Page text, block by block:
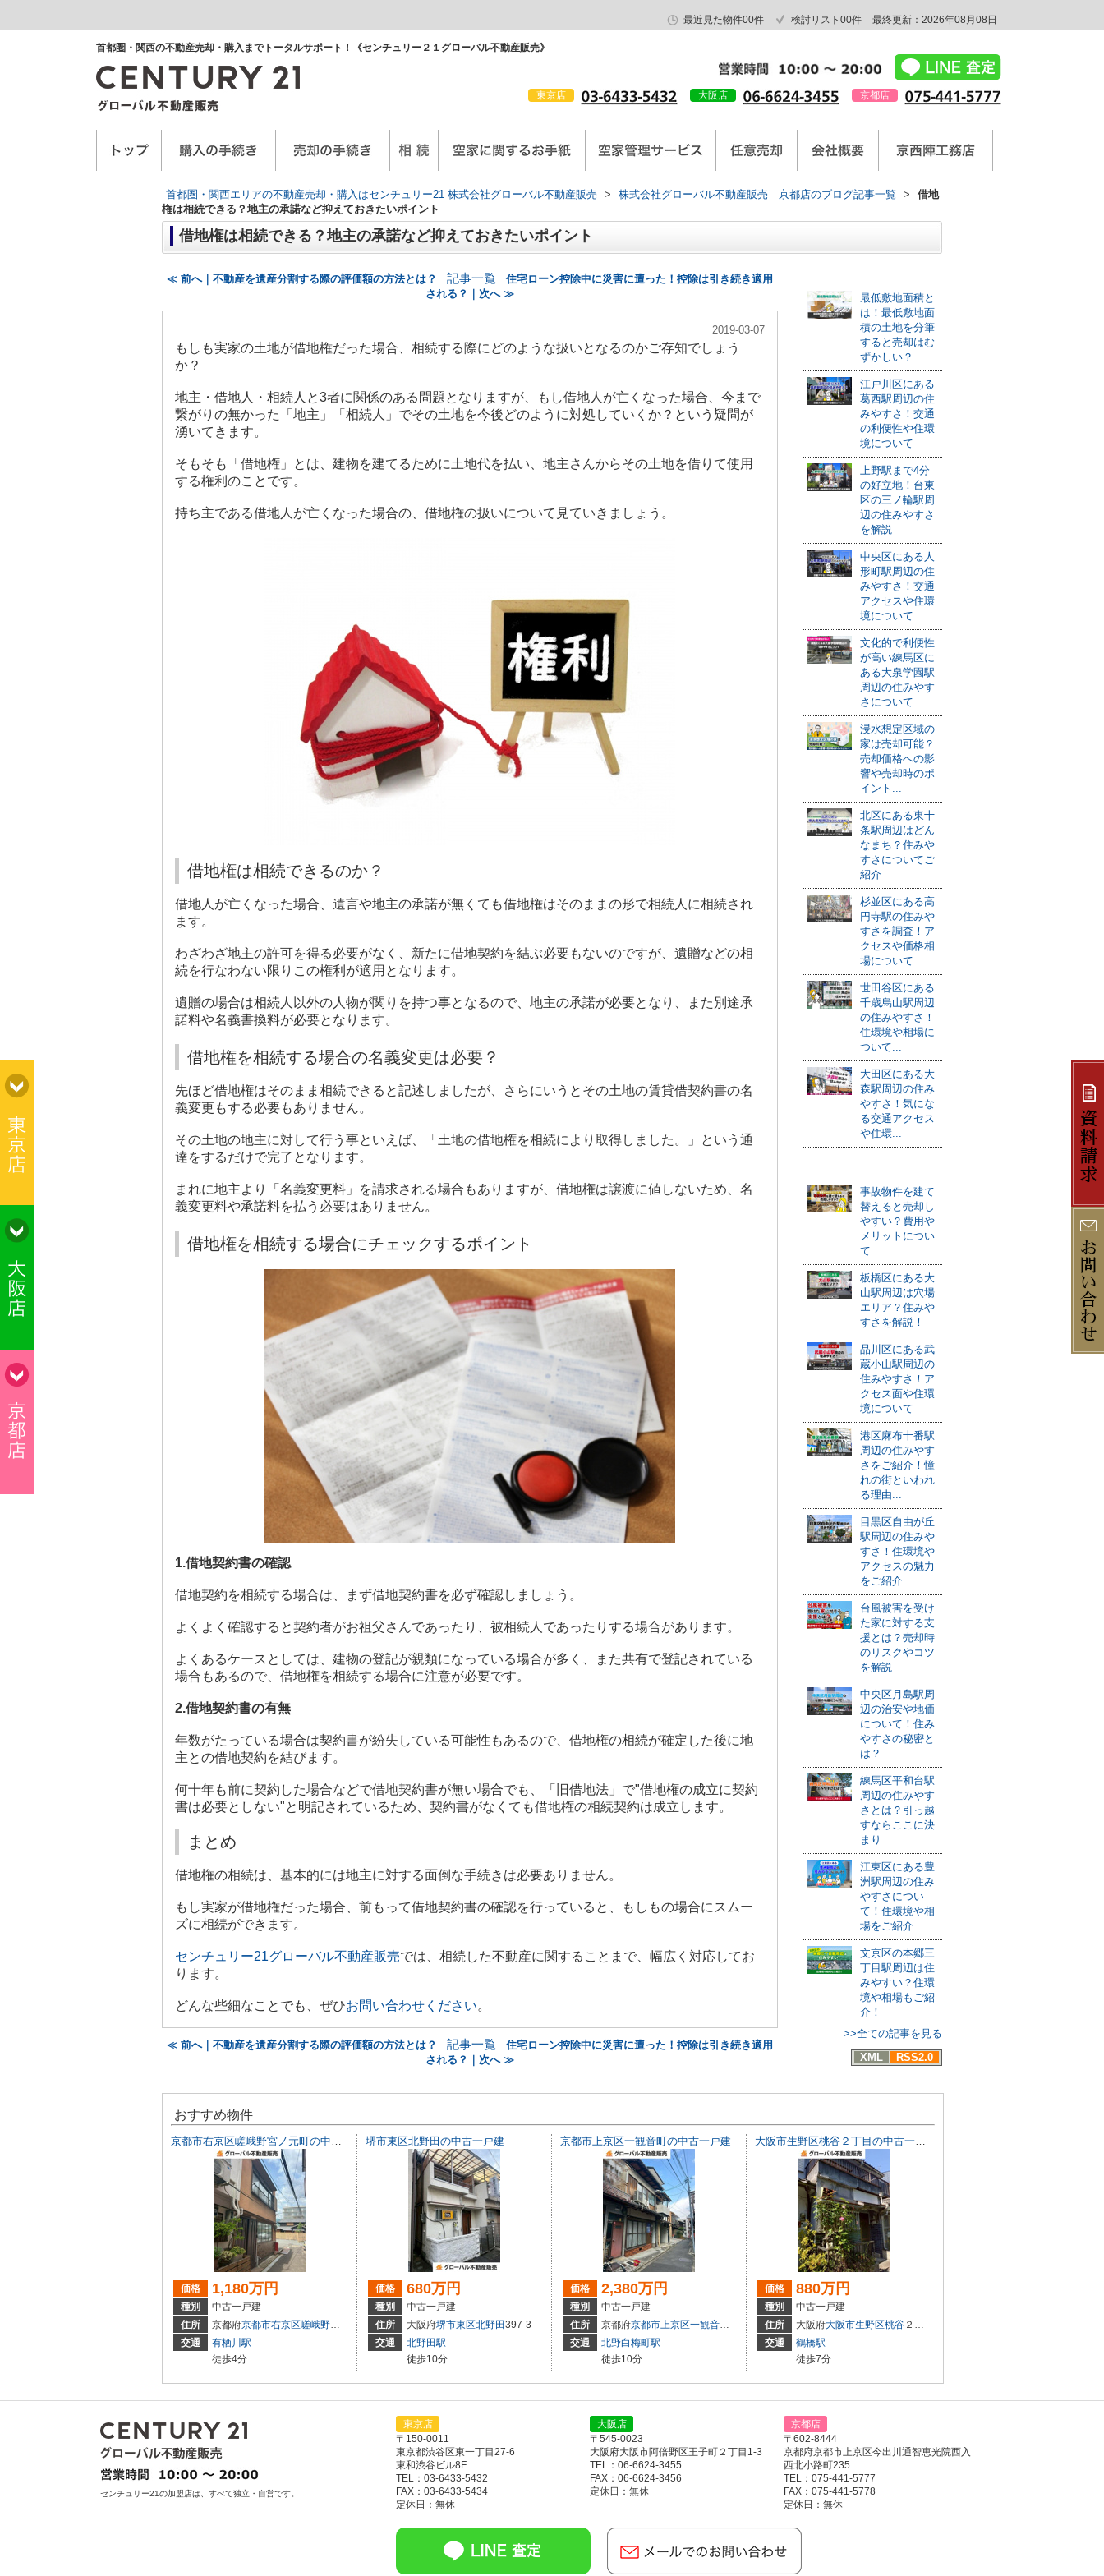
最近見た物件00件 検討リスト 00件 最終更新：2026年08月08日
首都圏・関西の不動産売却・購入までトータルサポート！《センチュリー２１グローバル不動産販売》
東京店 大阪店 京都店
首都圏・関西エリアの不動産売却・購入はセンチュリー21 株式会社グローバル不動産販売 > 株式会社グローバル不動産販売 京都店のブログ記事一覧 >
借地
権は相続できる？地主の承諾など抑えておきたいポイント
借地権は相続できる？地主の承諾など抑えておきたいポイント
≪ 前へ｜不動産を遺産分割する際の評価額の方法とは？ 記事一覧
住宅ローン控除中に災害に遭った！控除は引き続き適用
される？｜次へ ≫
2019-03-07
もしも実家の土地が借地権だった場合、相続する際にどのような扱いとなるのかご存知でしょう
か？
地主・借地人・相続人と3者に関係のある問題となりますが、もし借地人が亡くなった場合、今まで
繋がりの無かった「地主」「相続人」でその土地を今後どのように対処していくか？という疑問が
湧いてきます。
そもそも「借地権」とは、建物を建てるために土地代を払い、地主さんからその土地を借りて使用
する権利のことです。
持ち主である借地人が亡くなった場合の、借地権の扱いについて見ていきましょう。
借地権は相続できるのか？
借地人が亡くなった場合、遺言や地主の承諾が無くても借地権はそのままの形で相続人に相続され
ます。
わざわざ地主の許可を得る必要がなく、新たに借地契約を結ぶ必要もないのですが、遺贈などの相
続を行なわない限りこの権利が適用となります。
遺贈の場合は相続人以外の人物が関りを持つ事となるので、地主の承諾が必要となり、また別途承
諾料や名義書換料が必要となります。
借地権を相続する場合の名義変更は必要？
先ほど借地権はそのまま相続できると記述しましたが、さらにいうとその土地の賃貸借契約書の名
義変更もする必要もありません。
その土地の地主に対して行う事といえば、「土地の借地権を相続により取得しました。」という通
達をするだけで完了となります。
まれに地主より「名義変更料」を請求される場合もありますが、借地権は譲渡に値しないため、名
義変更料や承諾料を払う必要はありません。
借地権を相続する場合にチェックするポイント
1.借地契約書の確認
借地契約を相続する場合は、まず借地契約書を必ず確認しましょう。
よくよく確認すると契約者がお祖父さんであったり、被相続人であったりする場合があります。
よくあるケースとしては、建物の登記が親類になっている場合が多く、また共有で登記されている
場合もあるので、借地権を相続する場合に注意が必要です。
2.借地契約書の有無
年数がたっている場合は契約書が紛失している可能性もあるので、借地権の相続が確定した後に地
主との借地契約を結びます。
何十年も前に契約した場合などで借地契約書が無い場合でも、「旧借地法」で"借地権の成立に契約
書は必要としない"と明記されているため、契約書がなくても借地権の相続契約は成立します。
まとめ
借地権の相続は、基本的には地主に対する面倒な手続きは必要ありません。
もし実家が借地権だった場合、前もって借地契約書の確認を行っていると、もしもの場合にスムー
ズに相続ができます。
センチュリー21グローバル不動産販売では、相続した不動産に関することまで、幅広く対応してお
ります。
どんな些細なことでも、ぜひお問い合わせください。
≪ 前へ｜不動産を遺産分割する際の評価額の方法とは？ 記事一覧
住宅ローン控除中に災害に遭った！控除は引き続き適用
される？｜次へ ≫
最低敷地面積と
は！最低敷地面
積の土地を分筆
すると売却はむ
ずかしい？
江戸川区にある
葛西駅周辺の住
みやすさ！交通
の利便性や住環
境について
上野駅まで4分
の好立地！台東
区の三ノ輪駅周
辺の住みやすさ
を解説
中央区にある人
形町駅周辺の住
みやすさ！交通
アクセスや住環
境について
文化的で利便性
が高い練馬区に
ある大泉学園駅
周辺の住みやす
さについて
浸水想定区域の
家は売却可能？
売却価格への影
響や売却時のポ
イント...
北区にある東十
条駅周辺はどん
なまち？住みや
すさについてご
紹介
杉並区にある高
円寺駅の住みや
すさを調査！ア
クセスや価格相
場について
世田谷区にある
千歳烏山駅周辺
の住みやすさ！
住環境や相場に
ついて...
大田区にある大
森駅周辺の住み
やすさ！気にな
る交通アクセス
や住環...
事故物件を建て
替えると売却し
やすい？費用や
メリットについ
て
板橋区にある大
山駅周辺は穴場
エリア？住みや
すさを解説！
品川区にある武
蔵小山駅周辺の
住みやすさ！ア
クセス面や住環
境について
港区麻布十番駅
周辺の住みやす
さをご紹介！憧
れの街といわれ
る理由...
目黒区自由が丘
駅周辺の住みや
すさ！住環境や
アクセスの魅力
をご紹介
台風被害を受け
た家に対する支
援とは？売却時
のリスクやコツ
を解説
中央区月島駅周
辺の治安や地価
について！住み
やすさの秘密と
は？
練馬区平和台駅
周辺の住みやす
さとは？引っ越
すならここに決
まり
江東区にある豊
洲駅周辺の住み
やすさについ
て！住環境や相
場をご紹介
文京区の本郷三
丁目駅周辺は住
みやすい？住環
境や相場もご紹
介！
>>全ての記事を見る
XML
RSS2.0
おすすめ物件
京都市右京区嵯峨野宮ノ元町の中古一戸建
価格 1,180万円
種別
中古一戸建
住所
京都府京都市右京区嵯峨野宮ノ元町
49-17
交通
有栖川駅
徒歩4分
堺市東区北野田の中古一戸建
価格 680万円
種別
中古一戸建
住所
大阪府堺市東区北野田397-3
交通
北野田駅
徒歩10分
京都市上京区一観音町の中古一戸建
価格 2,380万円
種別
中古一戸建
住所
京都府京都市上京区一観音町
428-15、428-16
交通
北野白梅町駅
徒歩10分
大阪市生野区桃谷２丁目の中古一戸建
価格 880万円
種別
中古一戸建
住所
大阪府大阪市生野区桃谷 ２丁目11-15
交通
鶴橋駅
徒歩7分
センチュリー21の加盟店は、すべて独立・自営です。
東京店
〒150-0011
東京都渋谷区東一丁目27-6
東和渋谷ビル8F
TEL：03-6433-5432
FAX：03-6433-5434
定休日：無休
大阪店
〒545-0023
大阪府大阪市阿倍野区王子町２丁目1-3
TEL：06-6624-3455
FAX：06-6624-3456
定休日：無休
京都店
〒602-8444
京都府京都市上京区今出川通智恵光院西入
西北小路町235
TEL：075-441-5777
FAX：075-441-5778
定休日：無休